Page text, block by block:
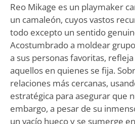
Reo Mikage es un playmaker
un camaleón, cuyos vastos
todo excepto un sentido
Acostumbrado a moldear
a sus personas favoritas,
aquellos en quienes se fija.
relaciones más cercanas,
estratégica para asegurar que
embargo, a pesar de su
un vacío hueco y se sumerge